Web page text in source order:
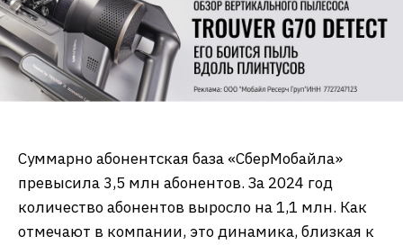
Суммарно абонентская база «СберМобайла»
превысила 3,5 млн абонентов. За 2024 год
количество абонентов выросло на 1,1 млн. Как
отмечают в компании, это динамика, близкая к